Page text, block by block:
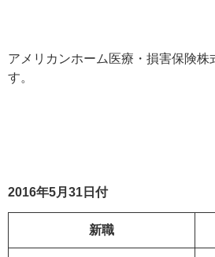
アメリカンホーム医療・損害保険
す。
2016年5月31日付
新職